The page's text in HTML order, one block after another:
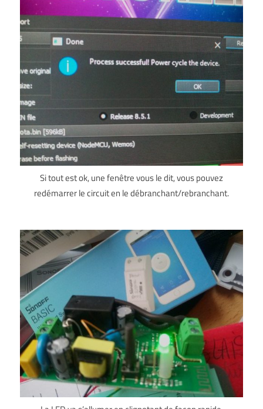
Si tout est ok, une fenêtre vous le dit, vous pouvez
redémarrer le circuit en le débranchant/rebranchant.